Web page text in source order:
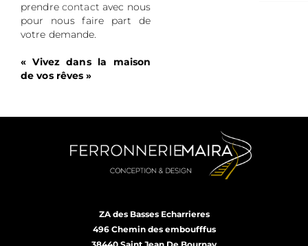
prendre contact avec nous
pour nous faire part de
votre demande.
« Vivez dans la maison
de vos rêves »
ZA des Basses Echarrieres
496 Chemin des emboufffus